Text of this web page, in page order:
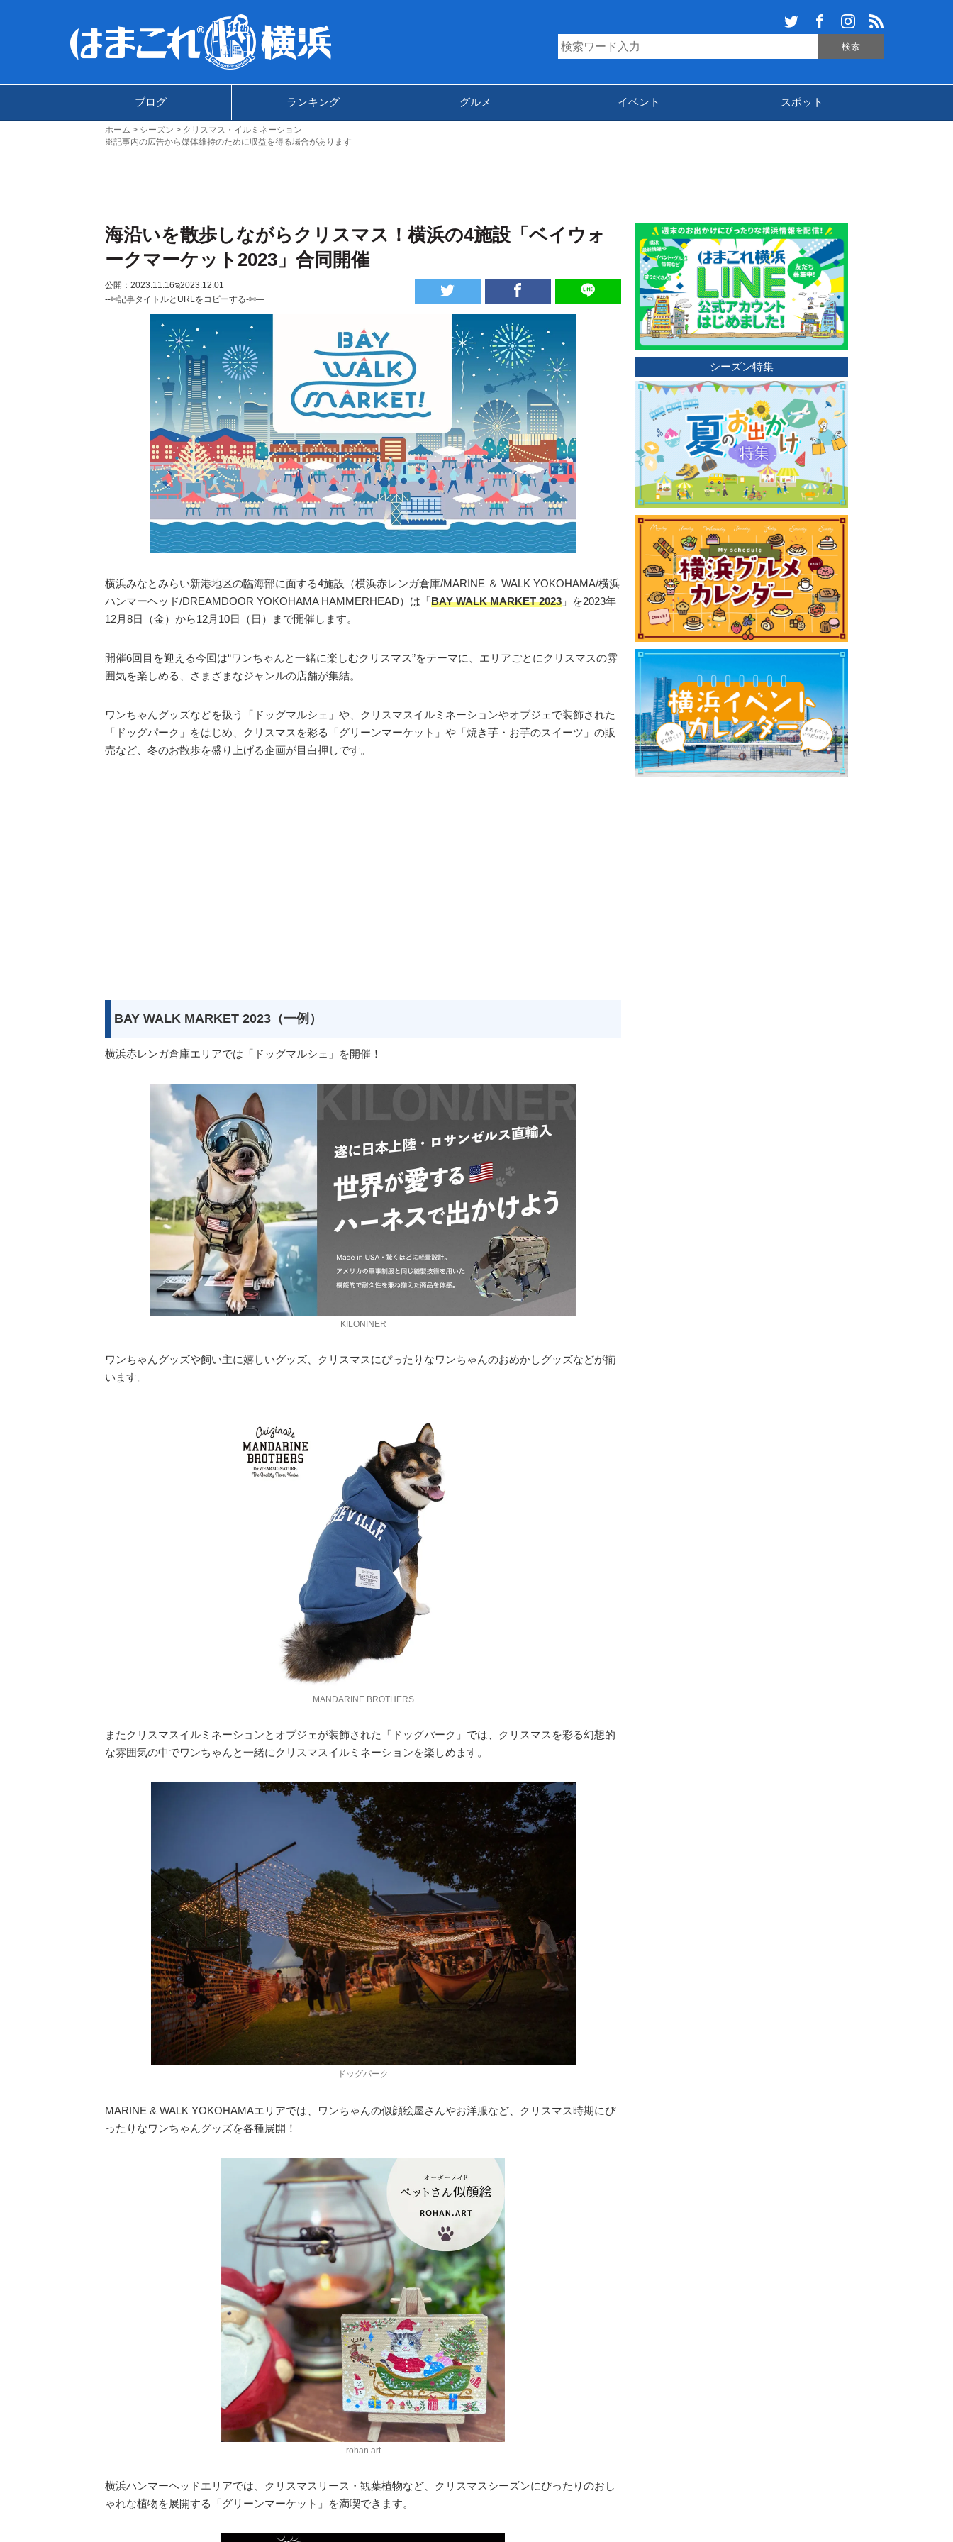
ブログ ランキング グルメ イベント スポット
ホーム シーズン
クリスマス・イルミネーション
※記事内の広告から媒体維持のために収益を得る場合があります
海沿いを散歩しながらクリスマス！横浜の4施設「ベイウォ
ークマーケット2023」合同開催
公開：2023.11.16ಇ2023.12.01
--✄記事タイトルとURLをコピーする-✄—
横浜みなとみらい新港地区の臨海部に面する4施設（横浜赤レンガ倉庫/MARINE ＆ WALK YOKOHAMA/横浜
ハンマーヘッド/DREAMDOOR YOKOHAMA HAMMERHEAD）は「BAY WALK MARKET 2023 」を2023年
12月8日（金）から12月10日（日）まで開催します。
開催6回目を迎える今回は“ワンちゃんと一緒に楽しむクリスマス”をテーマに、エリアごとにクリスマスの雰
囲気を楽しめる、さまざまなジャンルの店舗が集結。
ワンちゃんグッズなどを扱う「ドッグマルシェ」や、クリスマスイルミネーションやオブジェで装飾された
「ドッグパーク」をはじめ、クリスマスを彩る「グリーンマーケット」や「焼き芋・お芋のスイーツ」の販
売など、冬のお散歩を盛り上げる企画が目白押しです。
BAY WALK MARKET 2023（一例）
横浜赤レンガ倉庫エリアでは「ドッグマルシェ」を開催！
KILONINER
ワンちゃんグッズや飼い主に嬉しいグッズ、クリスマスにぴったりなワンちゃんのおめかしグッズなどが揃
います。
MANDARINE BROTHERS
またクリスマスイルミネーションとオブジェが装飾された「ドッグパーク」では、クリスマスを彩る幻想的
な雰囲気の中でワンちゃんと一緒にクリスマスイルミネーションを楽しめます。
ドッグパーク
MARINE & WALK YOKOHAMAエリアでは、ワンちゃんの似顔絵屋さんやお洋服など、クリスマス時期にぴ
ったりなワンちゃんグッズを各種展開！
rohan.art
横浜ハンマーヘッドエリアでは、クリスマスリース・観葉植物など、クリスマスシーズンにぴったりのおし
ゃれな植物を展開する「グリーンマーケット」を満喫できます。
シーズン特集